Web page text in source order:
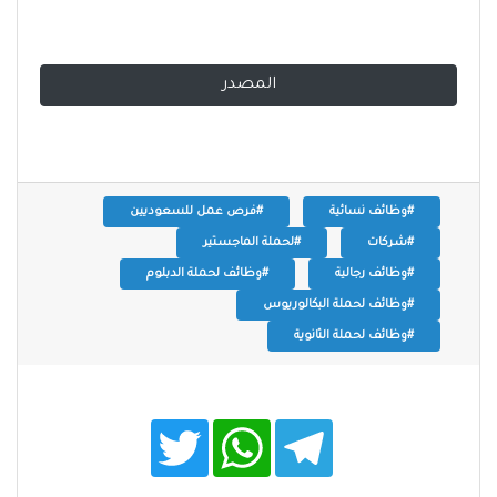
المصدر
#وظائف نسائية #فرص عمل للسعوديين
#شركات #لحملة الماجستير
#وظائف رجالية #وظائف لحملة الدبلوم
#وظائف لحملة البكالوريوس
#وظائف لحملة الثانوية
T
w
t
W
h
t
T
e